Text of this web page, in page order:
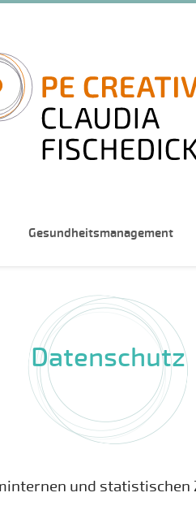
Gesundheitsmanagement
Datenschutz
und statistischen